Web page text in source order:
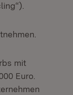
mit
Euro.